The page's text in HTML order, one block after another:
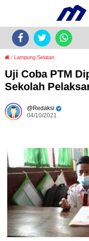
/ Lampung Selatan
Uji Coba PTM
Sekolah
Redaksi
04/10/2021